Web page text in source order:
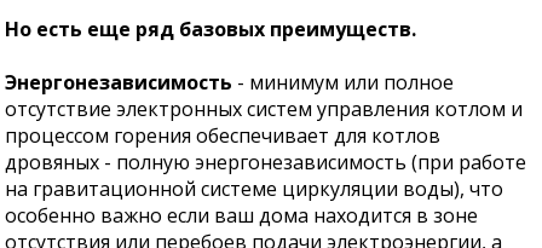
Но есть еще ряд базовых преимуществ.
Энергонезависимость - минимум или полное
отсутствие электронных систем управления котлом и
процессом горения обеспечивает для котлов
дровяных - полную энергонезависимость (при работе
на гравитационной системе циркуляции воды), что
особенно важно если ваш дома находится в зоне
отсутствия или перебоев подачи электроэнергии, а